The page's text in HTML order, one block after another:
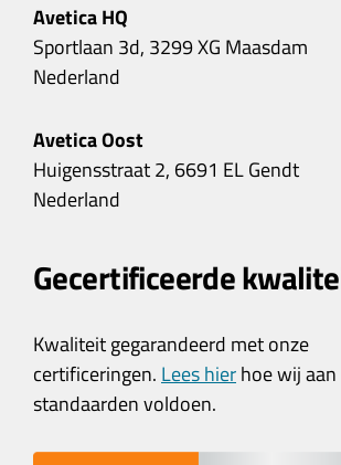
Avetica HQ
Sportlaan 3d, 3299 XG Maasdam
Nederland
Avetica Oost
Huigensstraat 2, 6691 EL Gendt
Nederland
Gecertificeerde
Kwaliteit gegarandeerd met onze
certificeringen. Lees hierhoe wij
standaarden voldoen.